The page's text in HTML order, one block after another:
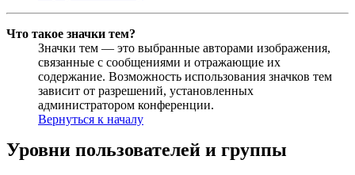
Что такое значки тем?
Значки тем — это выбранные авторами изображения,
связанные с сообщениями и отражающие их
содержание. Возможность использования значков тем
зависит от разрешений, установленных
администратором конференции.
Вернуться к началу
Уровни пользователей и группы